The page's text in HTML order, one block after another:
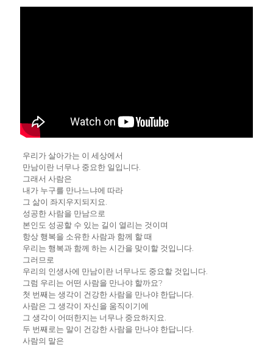
우리가 살아가는 이 세상에서
만남이란 너무나 중요한 일입니다.
그래서 사람은
내가 누구를 만나느냐에 따라
그 삶이 좌지우지되지요.
성공한 사람을 만남으로
본인도 성공할 수 있는 길이 열리는 것이며
항상 행복을 소유한 사람과 함께 할 때
우리는 행복과 함께 하는 시간을 맞이할 것입니다.
그러므로
우리의 인생사에 만남이란 너무나도 중요할 것입니다.
그럼 우리는 어떤 사람을 만나야 할까요?
첫 번째는 생각이 건강한 사람을 만나야 한답니다.
사람은 그 생각이 자신을 움직이기에
그 생각이 어떠한지는 너무나 중요하지요.
두 번째로는 말이 건강한 사람을 만나야 한답니다.
사람의 말은